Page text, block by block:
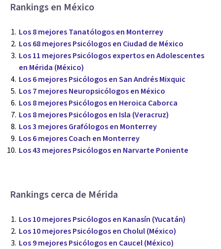
Rankings en México
Los 8 mejores Tanatólogos en Monterrey
Los 68 mejores Psicólogos en Ciudad de México
Los 11 mejores Psicólogos expertos en Adolescentes
en Mérida (México)
Los 6 mejores Psicólogos en San Andrés Mixquic
Los 7 mejores Neuropsicólogos en México
Los 8 mejores Psicólogos en Heroica Caborca
Los 8 mejores Psicólogos en Isla (Veracruz)
Los 3 mejores Grafólogos en Monterrey
Los 6 mejores Coach en Monterrey
Los 43 mejores Psicólogos en Narvarte Poniente
Rankings cerca de Mérida
Los 10 mejores Psicólogos en Kanasín (Yucatán)
Los 10 mejores Psicólogos en Cholul (México)
Los 9 mejores Psicólogos en Caucel (México)